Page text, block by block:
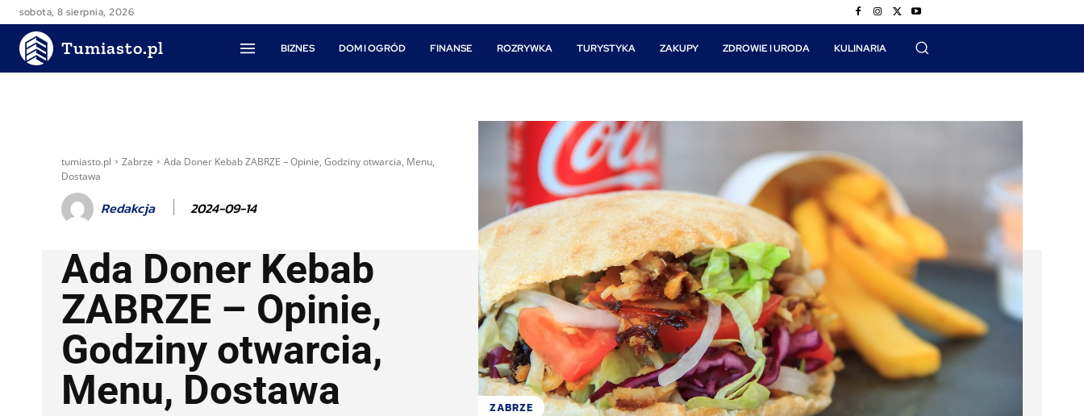
sobota, 8 sierpnia, 2026
Tumiasto.pl BIZNES DOM I OGRÓD FINANSE ROZRYWKA TURYSTYKA ZAKUPY ZDROWIE I URODA KULINARIA
tumiasto.pl Zabrze
Ada Doner Kebab ZABRZE – Opinie, Godziny otwarcia, Menu,
Dostawa
Redakcja 2024-09-14
Ada Doner Kebab
ZABRZE – Opinie,
Godziny otwarcia,
Menu, Dostawa
ZABRZE